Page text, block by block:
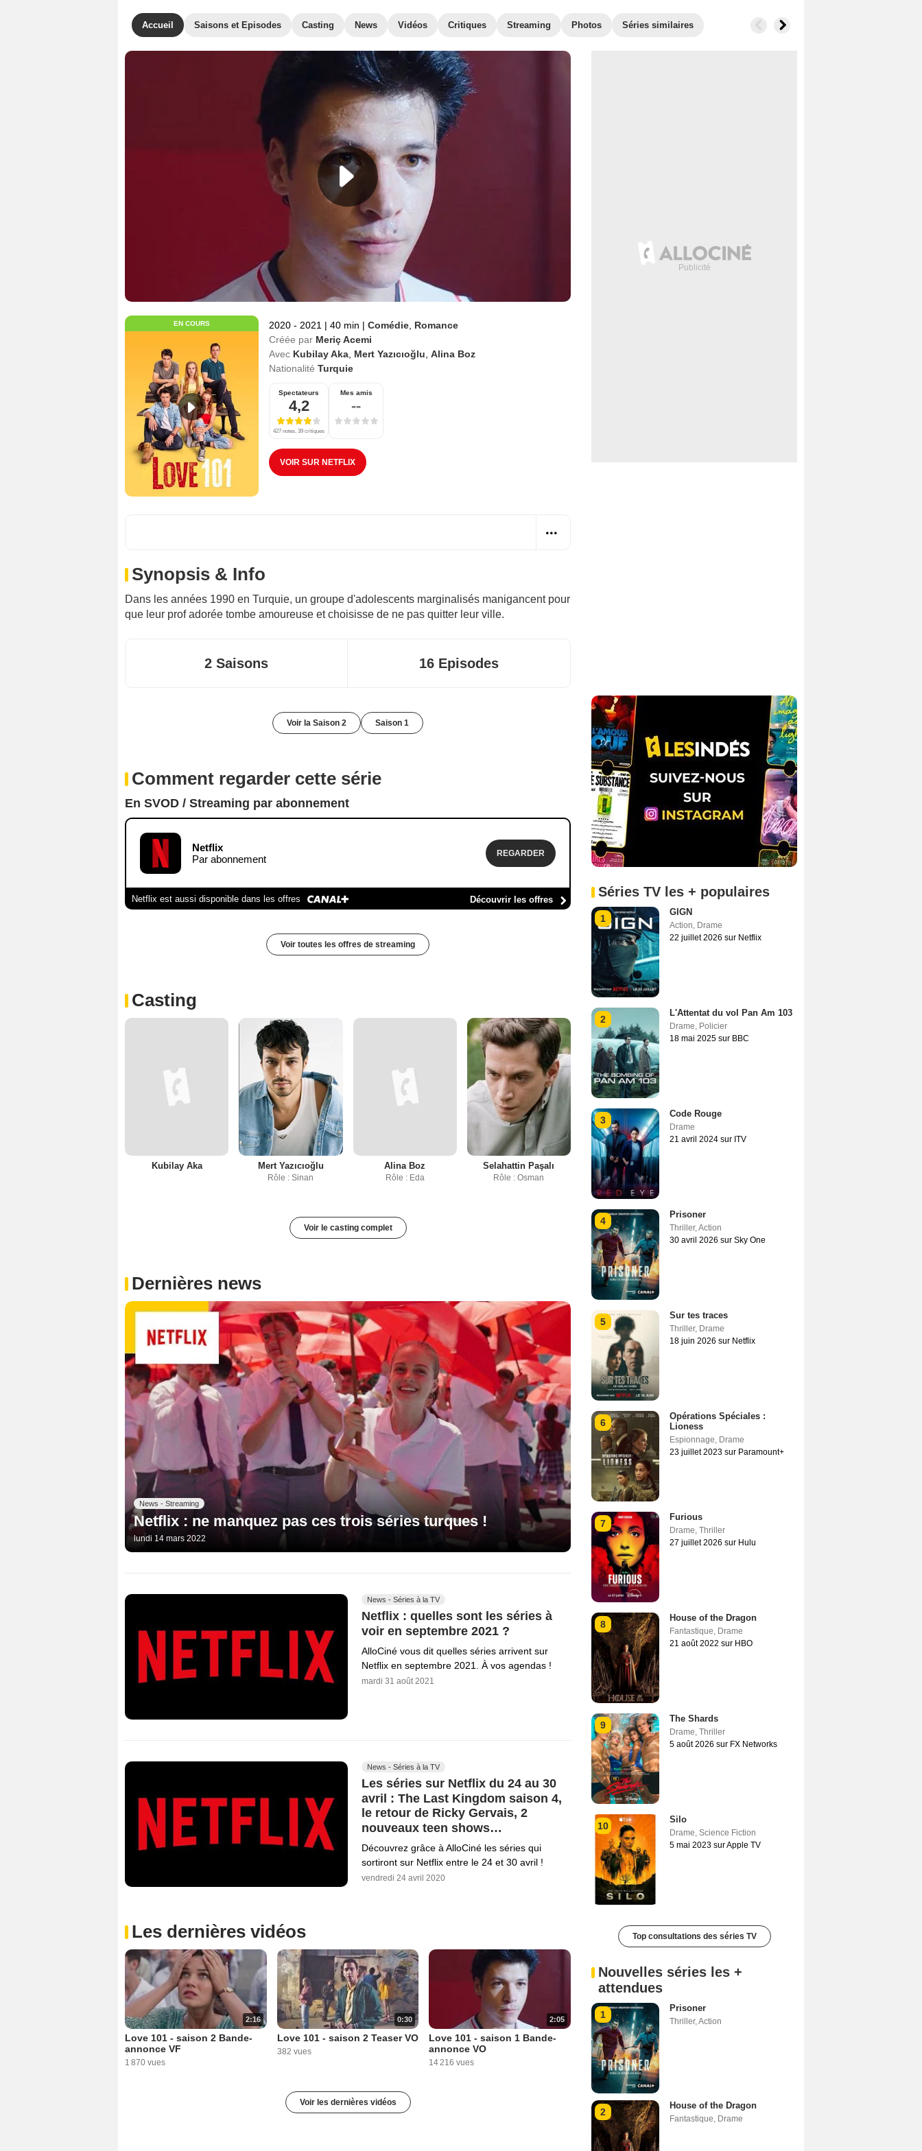
Accueil Saisons et Episodes Casting News Vidéos Critiques Streaming Photos Séries similaires
EN COURS 2020 - 2021 | 40 min | Comédie Romance
Créée par Meriç Acemi
Avec Kubilay Aka Mert Yazıcıoğlu Alina Boz
Nationalité Turquie
Spectateurs
4,2
427 notes, 39 critiques
Mes amis
--
VOIR SUR NETFLIX
Synopsis & Info
Dans les années 1990 en Turquie, un groupe d'adolescents marginalisés manigancent pour
que leur prof adorée tombe amoureuse et choisisse de ne pas quitter leur ville.
2 Saisons 16 Episodes
Voir la Saison 2 Saison 1
Comment regarder cette série
En SVOD / Streaming par abonnement
Netflix
Par abonnement
REGARDER
Netflix est aussi disponible dans les offres Découvrir les offres
Voir toutes les offres de streaming
Casting
Kubilay Aka Mert Yazıcıoğlu
Rôle : Sinan
Alina Boz
Rôle : Eda
Selahattin Paşalı
Rôle : Osman
Voir le casting complet
Dernières news
News - Streaming
Netflix : ne manquez pas ces trois séries turques !
lundi 14 mars 2022
News - Séries à la TV
Netflix : quelles sont les séries à
voir en septembre 2021 ?
AlloCiné vous dit quelles séries arrivent sur
Netflix en septembre 2021. À vos agendas !
mardi 31 août 2021
News - Séries à la TV
Les séries sur Netflix du 24 au 30
avril : The Last Kingdom saison 4,
le retour de Ricky Gervais, 2
nouveaux teen shows…
Découvrez grâce à AlloCiné les séries qui
sortiront sur Netflix entre le 24 et 30 avril !
vendredi 24 avril 2020
Les dernières vidéos
2:16
Love 101 - saison 2 Bande-
annonce VF
1 870 vues
0:30
Love 101 - saison 2 Teaser VO
382 vues
2:05
Love 101 - saison 1 Bande-
annonce VO
14 216 vues
Voir les dernières vidéos
Séries TV les + populaires
1
GIGN
Action, Drame
22 juillet 2026 sur Netflix
2
L'Attentat du vol Pan Am 103
Drame, Policier
18 mai 2025 sur BBC
3
Code Rouge
Drame
21 avril 2024 sur ITV
4
Prisoner
Thriller,Action
30 avril 2026 sur Sky One
5
Sur tes traces
Thriller, Drame
18 juin 2026 sur Netflix
6
Opérations Spéciales :
Lioness
Espionnage, Drame
23 juillet 2023 sur Paramount+
7
Furious
Drame, Thriller
27 juillet 2026 sur Hulu
8
House of the Dragon
Fantastique, Drame
21 août 2022 sur HBO
9
The Shards
Drame, Thriller
5 août 2026 sur FX Networks
10
Silo
Drame, Science Fiction
5 mai 2023 sur Apple TV
Top consultations des séries TV
Nouvelles séries les +
attendues
1
Prisoner
Thriller,Action
2
House of the Dragon
Fantastique, Drame